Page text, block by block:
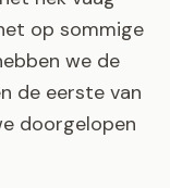
op sommige
we de
de eerste van
doorgelopen